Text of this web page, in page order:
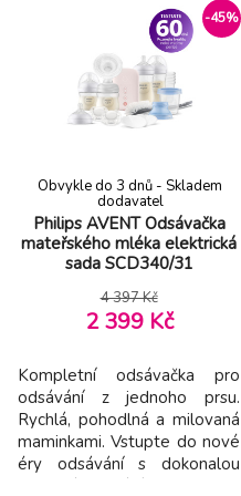
bradavek inspirované
přirozeným způsobem, jakým
děti pijí. Elektrická odsávačka
mléka Philips Avent udržuje
optimální tok mléka a jemně
se přizpůsobuje velikosti a
-45%
Philips AVENT Odsávačka
mateřského mléka elektrická
sada SCD340/31
Obvykle do 3 dnů - Skladem
dodavatel
4 397 Kč
2 399 Kč
Kompletní odsávačka pro
odsávání z jednoho prsu.
Rychlá, pohodlná a milovaná
maminkami. Vstupte do nové
éry odsávání s dokonalou